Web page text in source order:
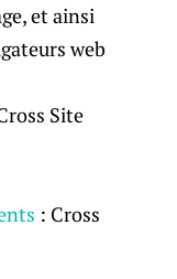
et ainsi
web
Site
: Cross